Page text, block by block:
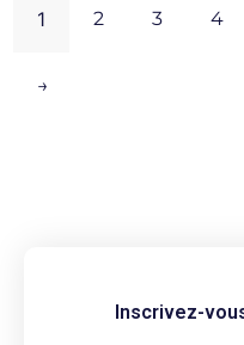
1 2 3 4
→
Inscrivez-